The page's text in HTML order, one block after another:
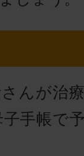
んが治
手帳で